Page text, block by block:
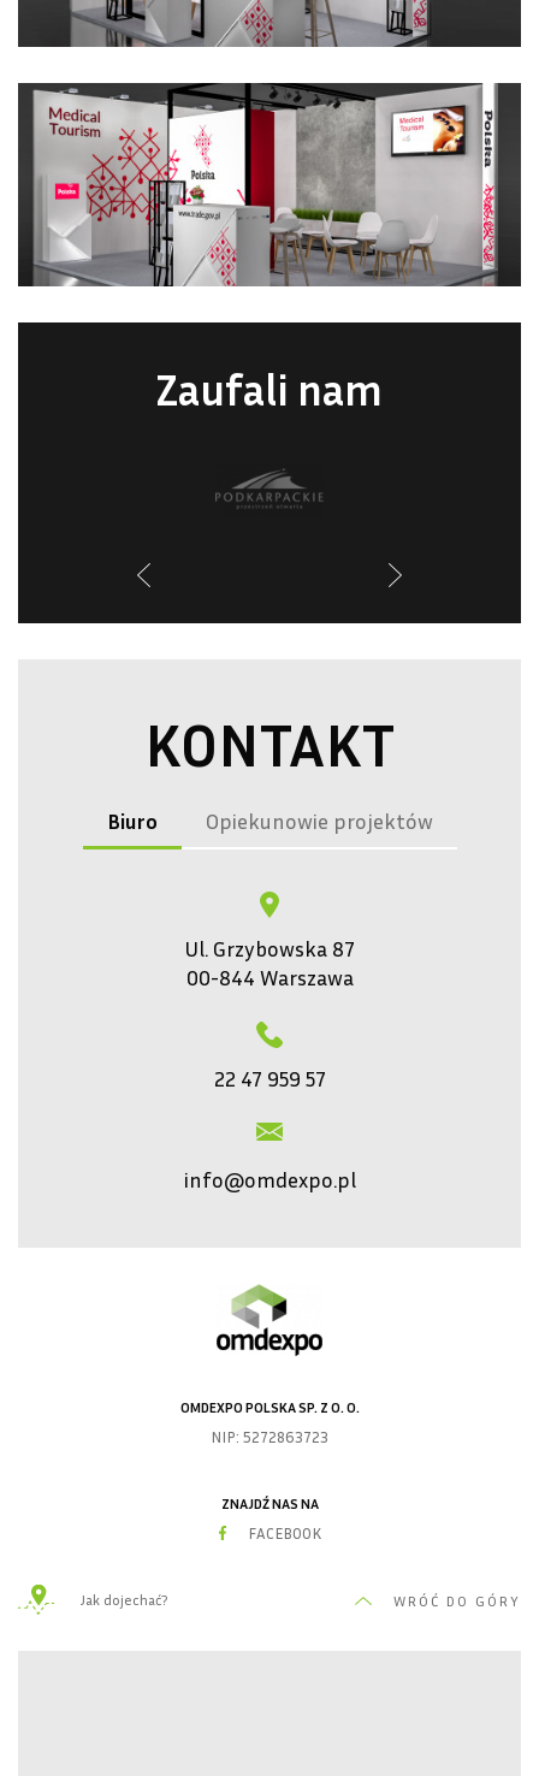
Zaufali nam
KONTAKT
Biuro Opiekunowie projektów
Ul. Grzybowska 87
00-844 Warszawa
22 47 959 57
info@omdexpo.pl
OMDEXPO POLSKA SP. Z O. O.
NIP: 5272863723
ZNAJDŹ NAS NA
FACEBOOK
Jak dojechać? WRÓĆ DO GÓRY